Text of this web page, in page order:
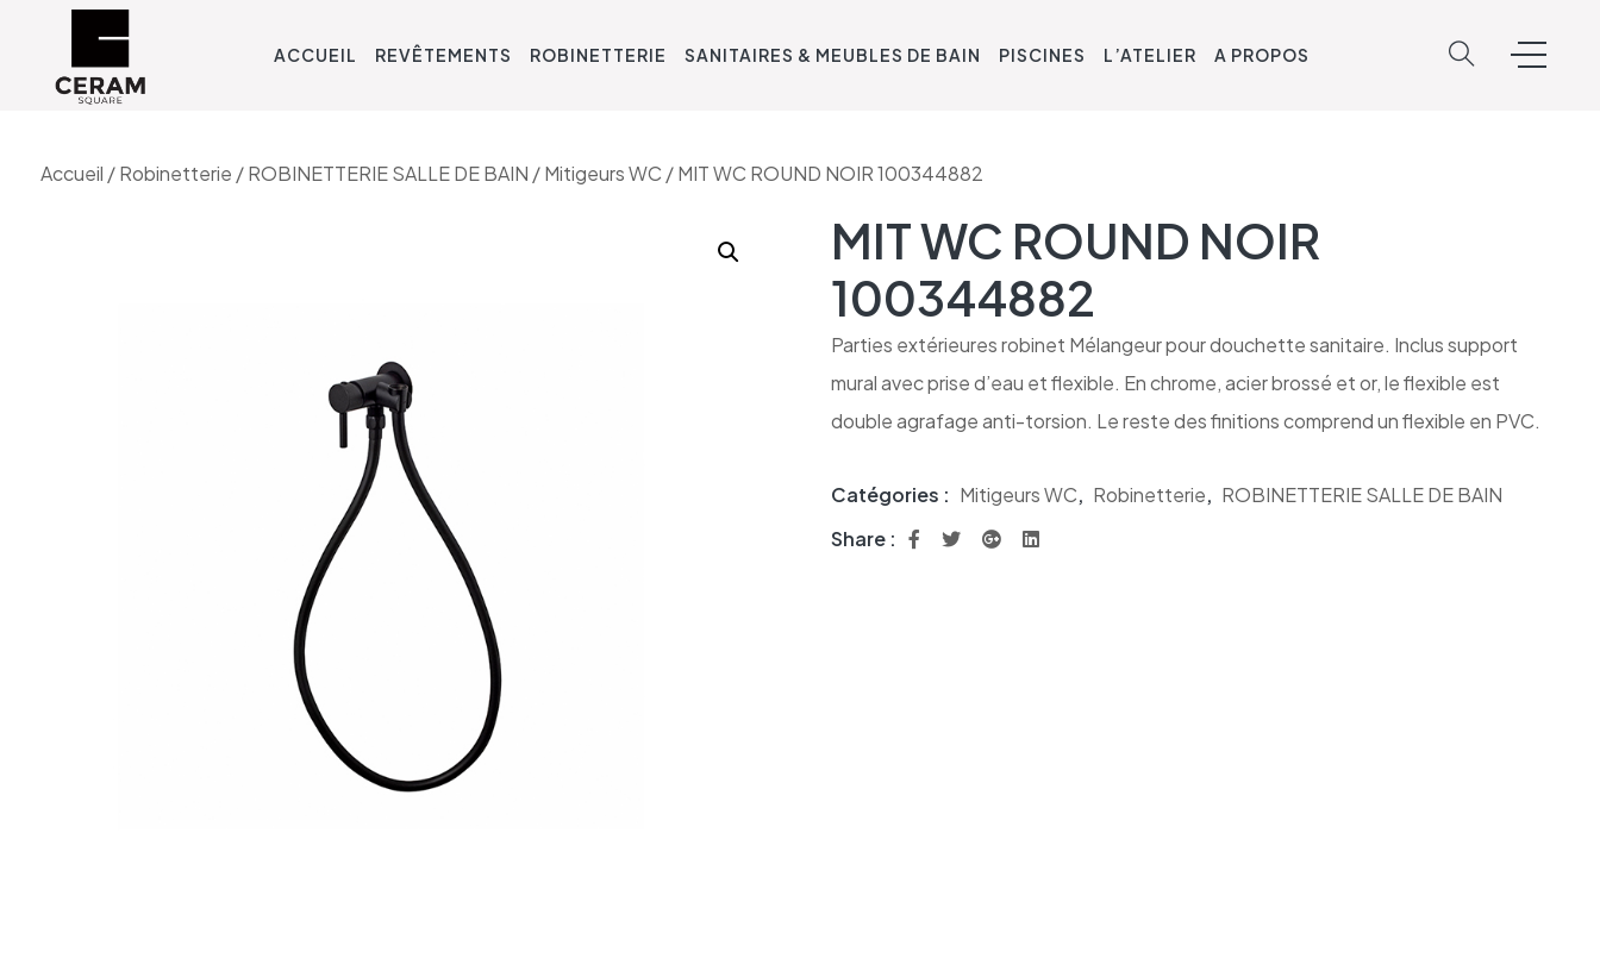
ACCUEIL REVÊTEMENTS ROBINETTERIE SANITAIRES & MEUBLES DE BAIN PISCINES L’ATELIER A PROPOS
Accueil /Robinetterie /ROBINETTERIE SALLE DE BAIN /Mitigeurs WC / MIT WC ROUND NOIR 100344882
MIT WC ROUND NOIR
100344882
Parties extérieures robinet Mélangeur pour douchette sanitaire. Inclus support
mural avec prise d’eau et flexible. En chrome, acier brossé et or, le flexible est
double agrafage anti-torsion. Le reste des finitions comprend un flexible en PVC.
Catégories : Mitigeurs WC, Robinetterie, ROBINETTERIE SALLE DE BAIN
Share :